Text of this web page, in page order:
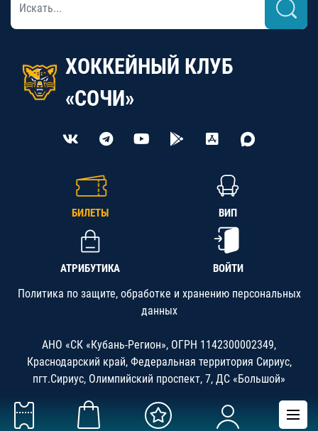
ХОККЕЙНЫЙ КЛУБ
«СОЧИ»
БИЛЕТЫ ВИП
АТРИБУТИКА ВОЙТИ
Политика по защите, обработке и хранению персональных
данных
АНО «СК «Кубань-Регион», ОГРН 1142300002349,
Краснодарский край, Федеральная территория Сириус,
пгт.Сириус, Олимпийский проспект, 7, ДС «Большой»